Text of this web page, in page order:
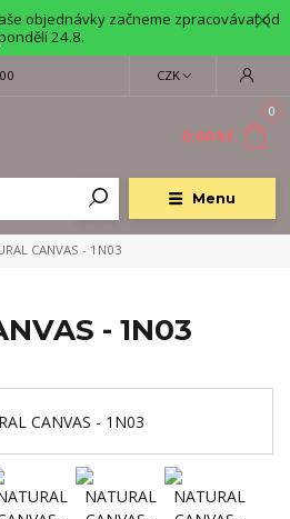
objednávky začneme zpracovávat od
24.8.
Menu
CZK
0
0,00 Kč
CANVAS - 1N03
- 1N03